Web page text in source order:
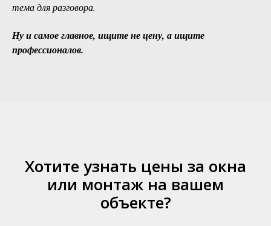
тема для разговора.
Ну и самое главное, ищите не цену, а ищите
профессионалов.
Хотите узнать цены за окна
или монтаж на вашем
объекте?